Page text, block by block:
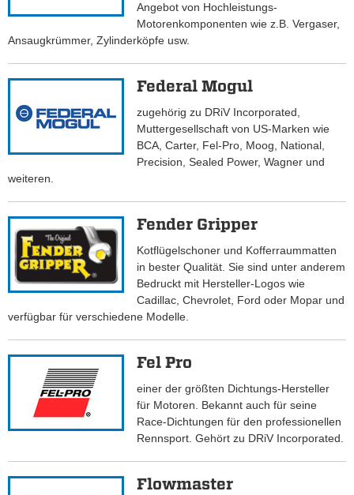
Angebot von Hochleistungs-
Motorenkomponenten wie z.B. Vergaser,
Ansaugkrümmer, Zylinderköpfe usw.
Federal Mogul
zugehörig zu DRiV Incorporated,
Muttergesellschaft von US-Marken wie
BCA, Carter, Fel-Pro, Moog, National,
Precision, Sealed Power, Wagner und
weiteren.
Fender Gripper
Kotflügelschoner und Kofferraummatten
in bester Qualität. Sie sind unter anderem
Bedruckt mit Hersteller-Logos wie
Cadillac, Chevrolet, Ford oder Mopar und
verfügbar für verschiedene Modelle.
Fel Pro
einer der größten Dichtungs-Hersteller
für Motoren. Bekannt auch für seine
Race-Dichtungen für den professionellen
Rennsport. Gehört zu DRiV Incorporated.
Flowmaster